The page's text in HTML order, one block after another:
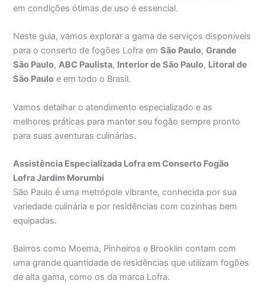
em condições ótimas de uso é essencial.
Neste guia, vamos explorar a gama de serviços disponíveis
para o conserto de fogões Lofra emSão Paulo,Grande
São Paulo,ABC Paulista, Interior de São Paulo, Litoral de
São Paulo e em todo o Brasil.
Vamos detalhar o atendimento especializado e as
melhores práticas para manter seu fogão sempre pronto
para suas aventuras culinárias.
Assistência Especializada Lofra em Conserto Fogão
Lofra Jardim Morumbi
São Paulo é uma metrópole vibrante, conhecida por sua
variedade culinária e por residências com cozinhas bem
equipadas.
Bairros como Moema, Pinheiros e Brooklin contam com
uma grande quantidade de residências que utilizam fogões
de alta gama, como os da marca Lofra.